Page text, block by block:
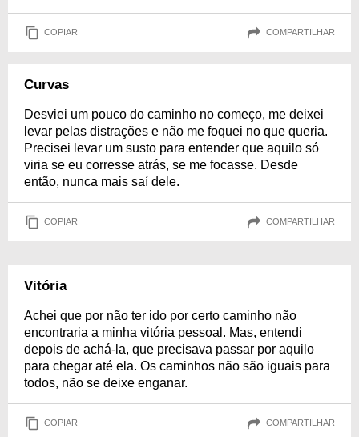
COPIAR COMPARTILHAR
Curvas
Desviei um pouco do caminho no começo, me deixei
levar pelas distrações e não me foquei no que queria.
Precisei levar um susto para entender que aquilo só
viria se eu corresse atrás, se me focasse. Desde
então, nunca mais saí dele.
COPIAR COMPARTILHAR
Vitória
Achei que por não ter ido por certo caminho não
encontraria a minha vitória pessoal. Mas, entendi
depois de achá-la, que precisava passar por aquilo
para chegar até ela. Os caminhos não são iguais para
todos, não se deixe enganar.
COPIAR COMPARTILHAR